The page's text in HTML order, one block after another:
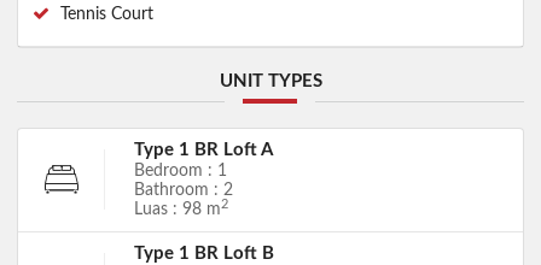
Tennis Court
UNIT TYPES
Type 1 BR Loft A
Bedroom : 1
Bathroom : 2
Luas : 98 m2
Type 1 BR Loft B